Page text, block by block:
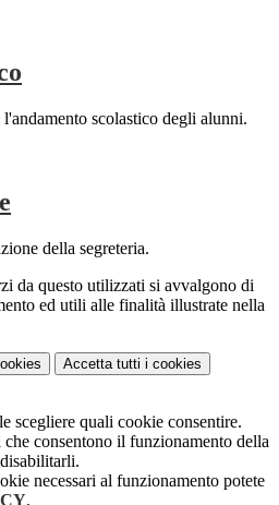
scolastico degli alunni.
della segreteria.
da questo utilizzati si avvalgono di
ed utili alle finalità illustrate nella
Accetta tutti i cookies
scegliere quali cookie consentire.
consentono il funzionamento della
necessari al funzionamento potete
.